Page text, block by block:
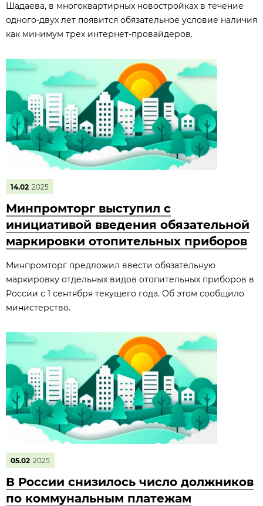
Шадаева, в многоквартирных новостройках в течение
одного-двух лет появится обязательное условие наличия
как минимум трех интернет-провайдеров.
14.02 2025
Минпромторг выступил с
инициативой введения обязательной
маркировки отопительных приборов
Минпромторг предложил ввести обязательную
маркировку отдельных видов отопительных приборов в
России с 1 сентября текущего года. Об этом сообщило
министерство.
05.02 2025
В России снизилось число должников
по коммунальным платежам